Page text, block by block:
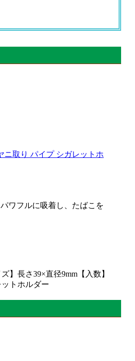
ニ取り パイプ シガレットホ
ワフルに吸着し、たばこを
】長さ39×直径9mm【入数】
トホルダー